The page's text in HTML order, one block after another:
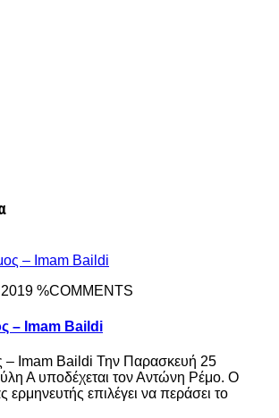
%COMMENTS
– Imam Baildi
– Imam Baildi Την Παρασκευή 25
Α υποδέχεται τον Αντώνη Ρέμο. Ο
επιλέγει να περάσει το